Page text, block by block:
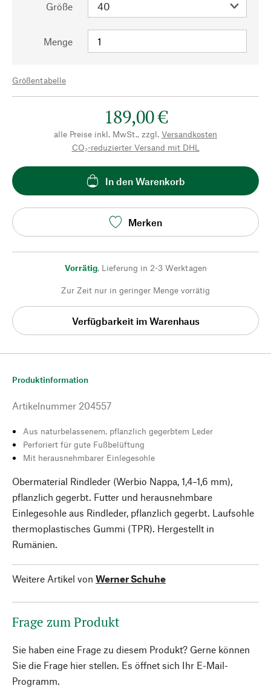
Größe
Menge
Größentabelle
189,00 €
alle Preise inkl. MwSt., zzgl. Versandkosten
CO₂-reduzierter Versand mit DHL
In den Warenkorb
Merken
Vorrätig, Lieferung in 2-3 Werktagen
Zur Zeit nur in geringer Menge vorrätig
Verfügbarkeit im Warenhaus
Produktinformation
Artikelnummer 204557
Aus naturbelassenem, pflanzlich gegerbtem Leder
Perforiert für gute Fußbelüftung
Mit herausnehmbarer Einlegesohle
Obermaterial Rindleder (Werbio Nappa, 1,4–1,6 mm),
pflanzlich gegerbt. Futter und herausnehmbare
Einlegesohle aus Rindleder, pflanzlich gegerbt. Laufsohle
thermoplastisches Gummi (TPR). Hergestellt in
Rumänien.
Weitere Artikel von Werner Schuhe
Frage zum Produkt
Sie haben eine Frage zu diesem Produkt? Gerne können
Sie die Frage hier stellen. Es öffnet sich Ihr E-Mail-
Programm.